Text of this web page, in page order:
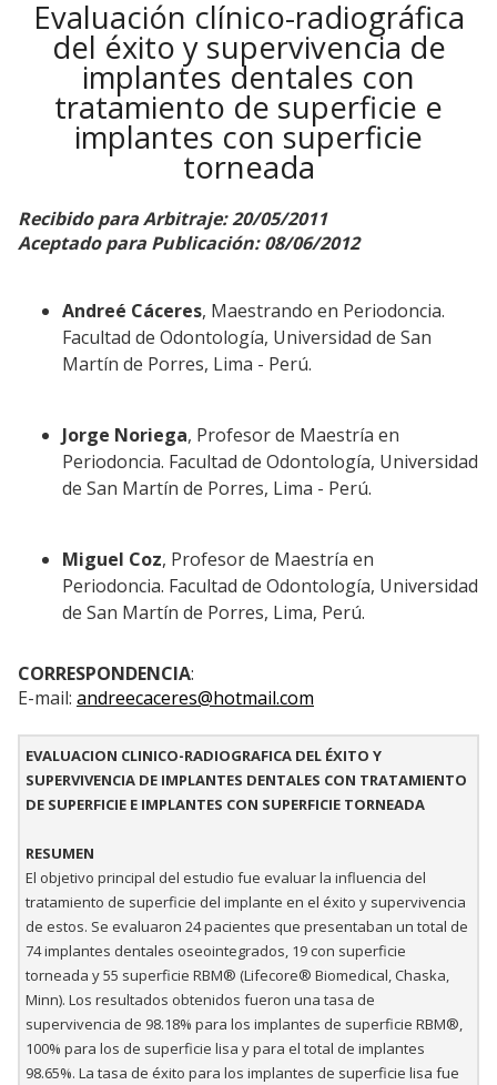
Evaluación clínico-radiográfica
del éxito y supervivencia de
implantes dentales con
tratamiento de superficie e
implantes con superficie
torneada
Recibido para Arbitraje: 20/05/2011
Aceptado para Publicación: 08/06/2012
Andreé Cáceres, Maestrando en Periodoncia.
Facultad de Odontología, Universidad de San
Martín de Porres, Lima - Perú.
Jorge Noriega, Profesor de Maestría en
Periodoncia. Facultad de Odontología, Universidad
de San Martín de Porres, Lima - Perú.
Miguel Coz, Profesor de Maestría en
Periodoncia. Facultad de Odontología, Universidad
de San Martín de Porres, Lima, Perú.
CORRESPONDENCIA:
E-mail: andreecaceres@hotmail.com
EVALUACION CLINICO-RADIOGRAFICA DEL ÉXITO Y
SUPERVIVENCIA DE IMPLANTES DENTALES CON TRATAMIENTO
DE SUPERFICIE E IMPLANTES CON SUPERFICIE TORNEADA
RESUMEN
El objetivo principal del estudio fue evaluar la influencia del
tratamiento de superficie del implante en el éxito y supervivencia
de estos. Se evaluaron 24 pacientes que presentaban un total de
74 implantes dentales oseointegrados, 19 con superficie
torneada y 55 superficie RBM® (Lifecore® Biomedical, Chaska,
Minn). Los resultados obtenidos fueron una tasa de
supervivencia de 98.18% para los implantes de superficie RBM®,
100% para los de superficie lisa y para el total de implantes
98.65%. La tasa de éxito para los implantes de superficie lisa fue